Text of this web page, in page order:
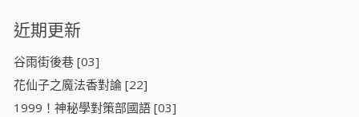
近期更新
谷雨街後巷 [03]
花仙子之魔法香對論 [22]
1999！神秘學對策部國語 [03]